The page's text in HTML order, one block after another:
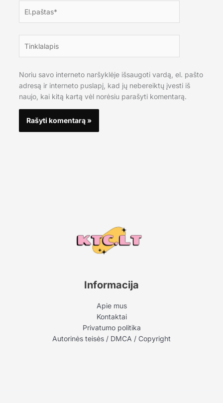
Noriu savo interneto naršyklėje išsaugoti vardą, el. pašto
adresą ir interneto puslapį, kad jų nebereiktų įvesti iš
naujo, kai kitą kartą vėl norėsiu parašyti komentarą.
Informacija
Apie mus
Kontaktai
Privatumo politika
Autorinės teisės / DMCA / Copyright